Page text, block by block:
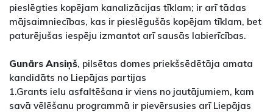
pieslēgties kopējam kanalizācijas tīklam; ir arī tādas
mājsaimniecības, kas ir pieslēgušās kopējam tīklam, bet
paturējušas iespēju izmantot arī sausās labierīcības.
Gunārs Ansiņš, pilsētas domes priekšsēdētāja amata
kandidāts no Liepājas partijas
1.Grants ielu asfaltēšana ir viens no jautājumiem, kam
savā vēlēšanu programmā ir pievērsusies arī Liepājas